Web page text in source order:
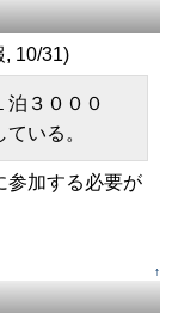
, 10/31)
泊３０００
いる。
参加する必要が
↑